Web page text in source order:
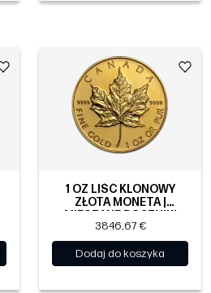
1 OZ LIŚĆ KLONOWY
ZŁOTA MONETA |
MIESZANE ROCZNIKI
3846,67 €
Dodaj do koszyka